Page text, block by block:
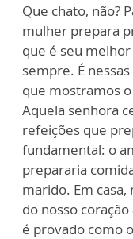
Que chato, não?
mulher prepara
que é seu
sempre. É
que mostramos
Aquela senhora
refeições que
fundamental: o
prepararia
marido. Em
do nosso
é provado como